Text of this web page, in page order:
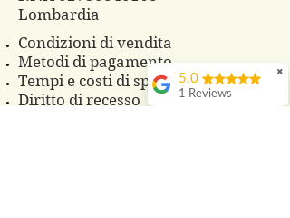
Lombardia
Condizioni di vendita
Metodi di pagamento
Tempi e costi di spedizione
Diritto di recesso
✖
5.0
1 Reviews